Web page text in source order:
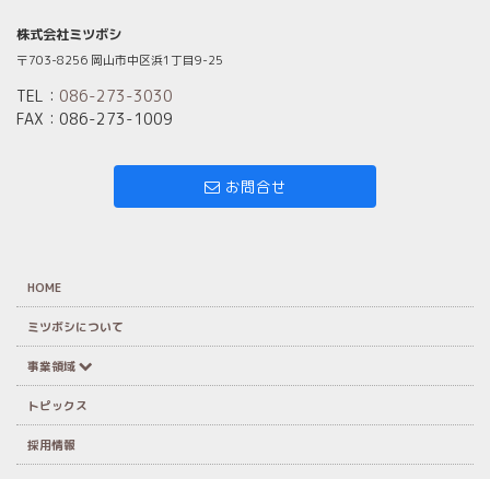
株式会社ミツボシ
〒703-8256 岡山市中区浜1丁目9-25
TEL： 086-273-3030
FAX：086-273-1009
お問合せ
HOME
ミツボシについて
事業領域
トピックス
採用情報